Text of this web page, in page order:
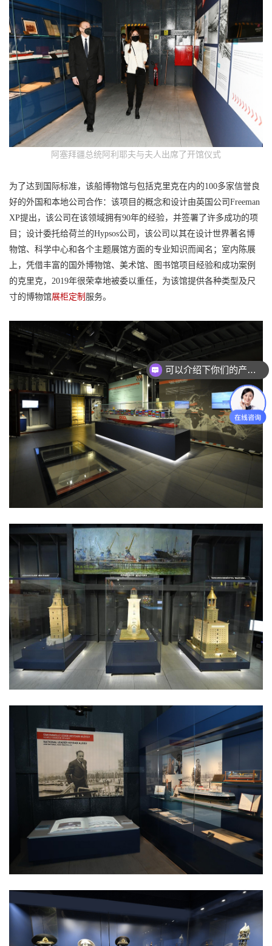
阿塞拜疆总统阿利耶夫与夫人出席了开馆仪式
为了达到国际标准，该船博物馆与包括克里克在内的100多家信誉良
好的外国和本地公司合作：该项目的概念和设计由英国公司Freeman
XP提出，该公司在该领域拥有90年的经验，并签署了许多成功的项
目；设计委托给荷兰的Hypsos公司，该公司以其在设计世界著名博
物馆、科学中心和各个主题展馆方面的专业知识而闻名；室内陈展
上，凭借丰富的国外博物馆、美术馆、图书馆项目经验和成功案例
的克里克，2019年很荣幸地被委以重任，为该馆提供各种类型及尺
寸的博物馆展柜定制 服务。
可以介绍下你们的产品么？